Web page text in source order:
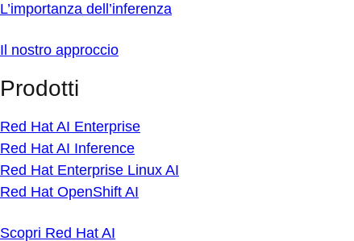
L’importanza dell’inferenza
Il nostro approccio
Prodotti
Red Hat AI Enterprise
Red Hat AI Inference
Red Hat Enterprise Linux AI
Red Hat OpenShift AI
Scopri Red Hat AI